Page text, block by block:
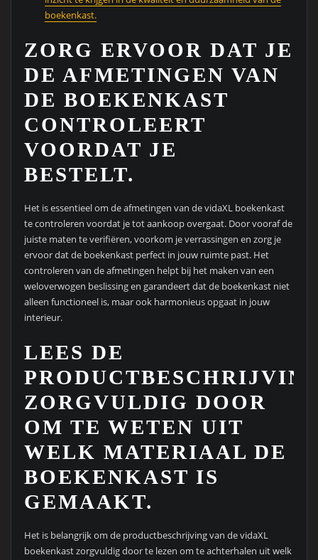
boekenkast.
ZORG ERVOOR DAT JE
DE AFMETINGEN VAN
DE BOEKENKAST
CONTROLEERT
VOORDAT JE
BESTELT.
Het is essentieel om de afmetingen van de vidaXL boekenkast
te controleren voordat je tot aankoop overgaat. Door vooraf de
juiste maten te verifiëren, voorkom je verrassingen en zorg je
ervoor dat de boekenkast perfect in jouw ruimte past. Het
controleren van de afmetingen helpt bij het maken van een
weloverwogen beslissing en garandeert dat de boekenkast niet
alleen functioneel is, maar ook harmonieus opgaat in jouw
interieur.
LEES DE
ZORGVULDIG DOOR
OM TE WETEN UIT
WELK MATERIAAL DE
BOEKENKAST IS
GEMAAKT.
Het is belangrijk om de productbeschrijving van de vidaXL
boekenkast zorgvuldig door te lezen om te achterhalen uit welk